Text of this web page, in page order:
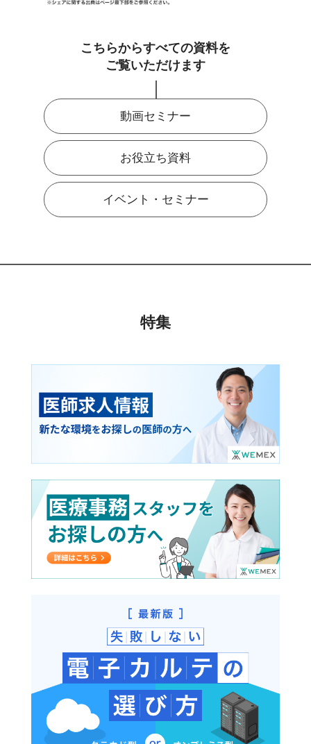
こちらからすべての資料を
ご覧いただけます
動画セミナー
お役立ち資料
イベント・セミナー
特集